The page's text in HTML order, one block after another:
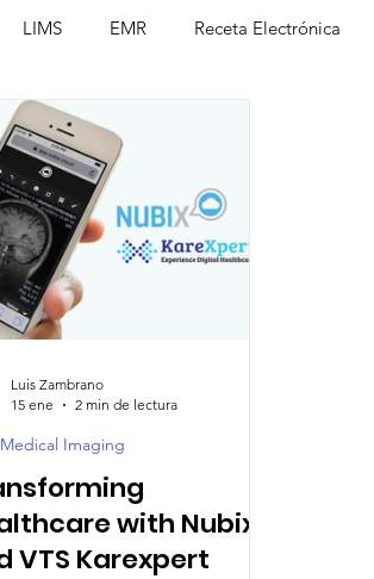
LIMS EMR Receta Electrónica
Clínicas
Management Sistemas Integrados
Hospital Solutions
Patient Care
with Nubix
VTS Karexpert
Imaging
Luis Zambrano
15 ene
2 min de lectura